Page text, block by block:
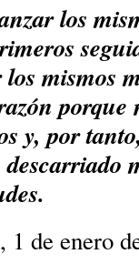
los
mismos
porque
y, por
1 de enero